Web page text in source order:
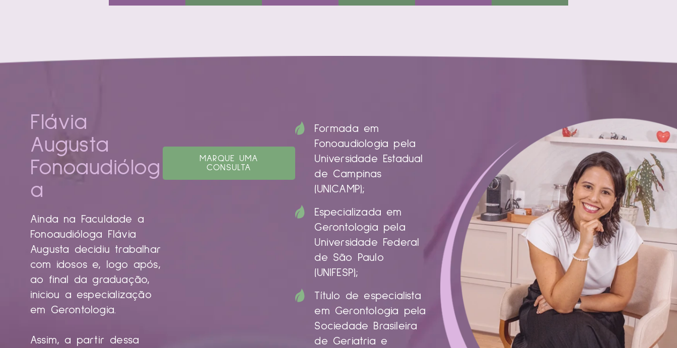
Flávia
Augusta
Fonoaudiólog
a
Ainda na Faculdade a
Fonoaudióloga Flávia
Augusta decidiu trabalhar
com idosos e, logo após,
ao final da graduação,
iniciou a especialização
em Gerontologia.
Assim, a partir dessa
MARQUE UMA
CONSULTA
Formada em
Fonoaudiologia pela
Universidade Estadual
de Campinas
(UNICAMP);
Especializada em
Gerontologia pela
Universidade Federal
de São Paulo
(UNIFESP);
Título de especialista
em Gerontologia pela
Sociedade Brasileira
de Geriatria e